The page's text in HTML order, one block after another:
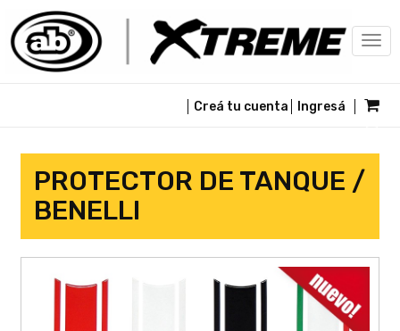
Creá tu cuenta Ingresá
PROTECTOR DE TANQUE /
BENELLI